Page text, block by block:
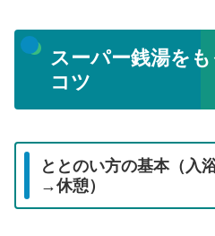
スーパー銭湯を
コツ
ととのい方の基本（
→休憩）